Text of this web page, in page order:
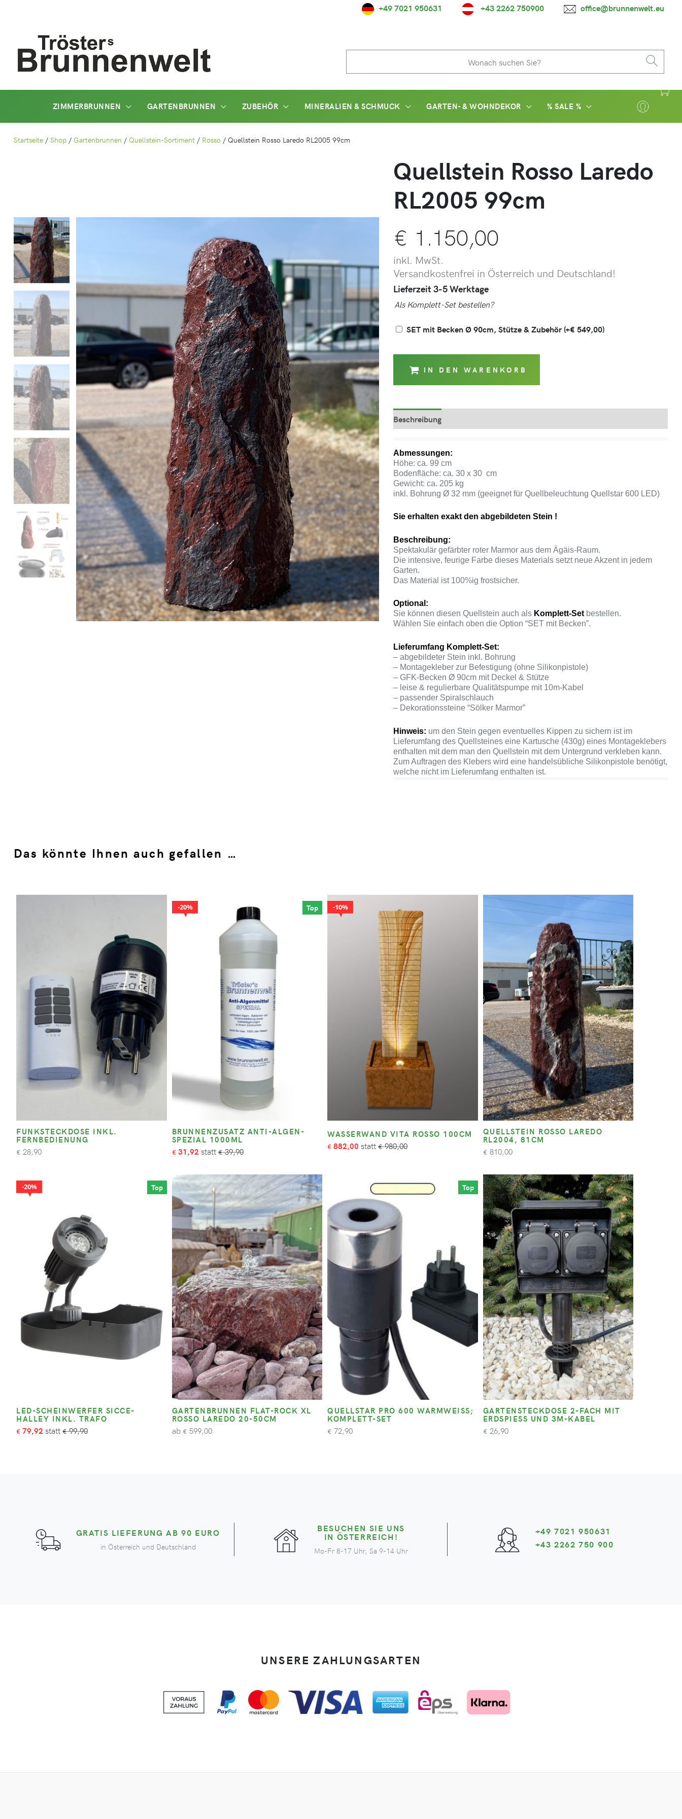
+49 7021 950631 +43 2262 750900 office@brunnenwelt.eu
ZIMMERBRUNNEN GARTENBRUNNEN ZUBEHÖR MINERALIEN & SCHMUCK GARTEN- & WOHNDEKOR % SALE %
Startseite / Shop / Gartenbrunnen / Quellstein-Sortiment / Rosso / Quellstein Rosso Laredo RL2005 99cm
Quellstein Rosso Laredo
RL2005 99cm
€ 1.150,00
inkl. MwSt.
Versandkostenfrei in Österreich und Deutschland!
Lieferzeit 3-5 Werktage
Als Komplett-Set bestellen?
SET mit Becken Ø 90cm, Stütze & Zubehör(+€ 549,00)
IN DEN WARENKORB
Beschreibung
Abmessungen:
Höhe: ca. 99 cm
Bodenfläche: ca. 30 x 30 cm
Gewicht: ca. 205 kg
inkl. Bohrung Ø 32 mm (geeignet für Quellbeleuchtung Quellstar 600 LED)
Sie erhalten exakt den abgebildeten Stein !
Beschreibung:
Spektakulär gefärbter roter Marmor aus dem Ägäis-Raum.
Die intensive, feurige Farbe dieses Materials setzt neue Akzent in jedem
Garten.
Das Material ist 100%ig frostsicher.
Optional:
Sie können diesen Quellstein auch als Komplett-Set bestellen.
Wählen Sie einfach oben die Option “SET mit Becken”.
Lieferumfang Komplett-Set:
– abgebildeter Stein inkl. Bohrung
– Montagekleber zur Befestigung (ohne Silikonpistole)
– GFK-Becken Ø 90cm mit Deckel & Stütze
– leise & regulierbare Qualitätspumpe mit 10m-Kabel
– passender Spiralschlauch
– Dekorationssteine “Sölker Marmor”
Hinweis: um den Stein gegen eventuelles Kippen zu sichern ist im
Lieferumfang des Quellsteines eine Kartusche (430g) eines Montageklebers
enthalten mit dem man den Quellstein mit dem Untergrund verkleben kann.
Zum Auftragen des Klebers wird eine handelsübliche Silikonpistole benötigt,
welche nicht im Lieferumfang enthalten ist.
Das könnte Ihnen auch gefallen …
FUNKSTECKDOSE INKL.
FERNBEDIENUNG
€ 28,90
Top
20%
BRUNNENZUSATZ ANTI-ALGEN-
SPEZIAL 1000ML
€31,92 €39,90
10%
WASSERWAND VITA ROSSO 100CM
€ 882,00 €980,00
QUELLSTEIN ROSSO LAREDO
RL2004, 81CM
€ 810,00
Top
20%
LED-SCHEINWERFER SICCE-
HALLEY INKL. TRAFO
€ 79,92 €99,90
GARTENBRUNNEN FLAT-ROCK XL
ROSSO LAREDO 20-50CM
ab € 599,00
Top
QUELLSTAR PRO 600 WARMWEISS; K
OMPLETT-SET
€ 72,90
GARTENSTECKDOSE 2-FACH MIT
ERDSPIESS UND 3M-KABEL
€ 26,90
GRATIS LIEFERUNG AB 90 EURO
in Österreich und Deutschland
BESUCHEN SIE UNS
IN ÖSTERREICH!
Mo-Fr 8-17 Uhr, Sa 9-14 Uhr
+49 7021 950631
+43 2262 750 900
UNSERE ZAHLUNGSARTEN